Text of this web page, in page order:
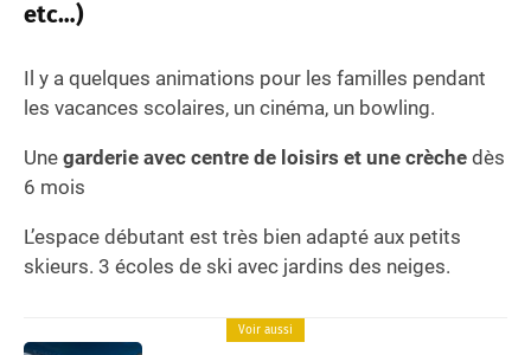
etc…)
Il y a quelques animations pour les familles pendant
les vacances scolaires, un cinéma, un bowling.
Une garderie avec centre de loisirs et une crèche dès
6 mois
L’espace débutant est très bien adapté aux petits
skieurs. 3 écoles de ski avec jardins des neiges.
Voir aussi